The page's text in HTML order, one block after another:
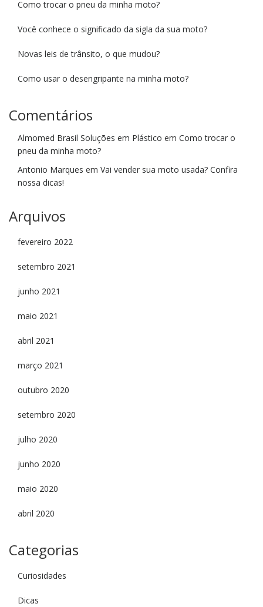
Como trocar o pneu da minha moto?
Você conhece o significado da sigla da sua moto?
Novas leis de trânsito, o que mudou?
Como usar o desengripante na minha moto?
Comentários
Almomed Brasil Soluções em Plástico em Como trocar o
pneu da minha moto?
Antonio Marques em Vai vender sua moto usada? Confira
nossa dicas!
Arquivos
fevereiro 2022
setembro 2021
junho 2021
maio 2021
abril 2021
março 2021
outubro 2020
setembro 2020
julho 2020
junho 2020
maio 2020
abril 2020
Categorias
Curiosidades
Dicas